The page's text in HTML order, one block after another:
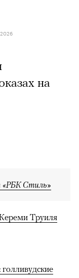
на
«РБК Стиль»
Труиля